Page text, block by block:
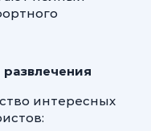
интересных